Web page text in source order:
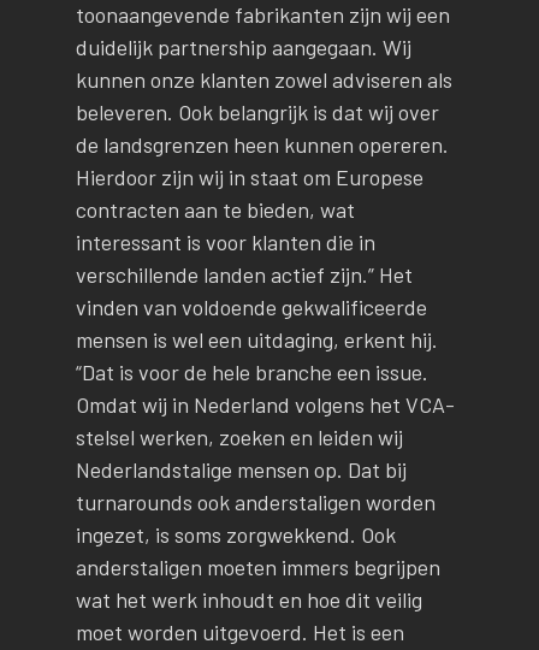
toonaangevende fabrikanten zijn wij een
duidelijk partnership aangegaan. Wij
kunnen onze klanten zowel adviseren als
beleveren. Ook belangrijk is dat wij over
de landsgrenzen heen kunnen opereren.
Hierdoor zijn wij in staat om Europese
contracten aan te bieden, wat
interessant is voor klanten die in
verschillende landen actief zijn.” Het
vinden van voldoende gekwalificeerde
mensen is wel een uitdaging, erkent hij.
“Dat is voor de hele branche een issue.
Omdat wij in Nederland volgens het VCA-
stelsel werken, zoeken en leiden wij
Nederlandstalige mensen op. Dat bij
turnarounds ook anderstaligen worden
ingezet, is soms zorgwekkend. Ook
anderstaligen moeten immers begrijpen
wat het werk inhoudt en hoe dit veilig
moet worden uitgevoerd. Het is een